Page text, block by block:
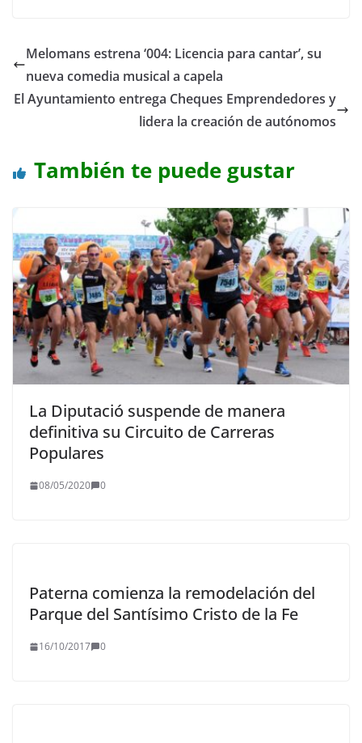
Melomans estrena ‘004: Licencia para cantar’, su
nueva comedia musical a capela
El Ayuntamiento entrega Cheques Emprendedores y
lidera la creación de autónomos
También te puede gustar
La Diputació suspende de manera
definitiva su Circuito de Carreras
Populares
08/05/2020 0
Paterna comienza la remodelación del
Parque del Santísimo Cristo de la Fe
16/10/2017 0